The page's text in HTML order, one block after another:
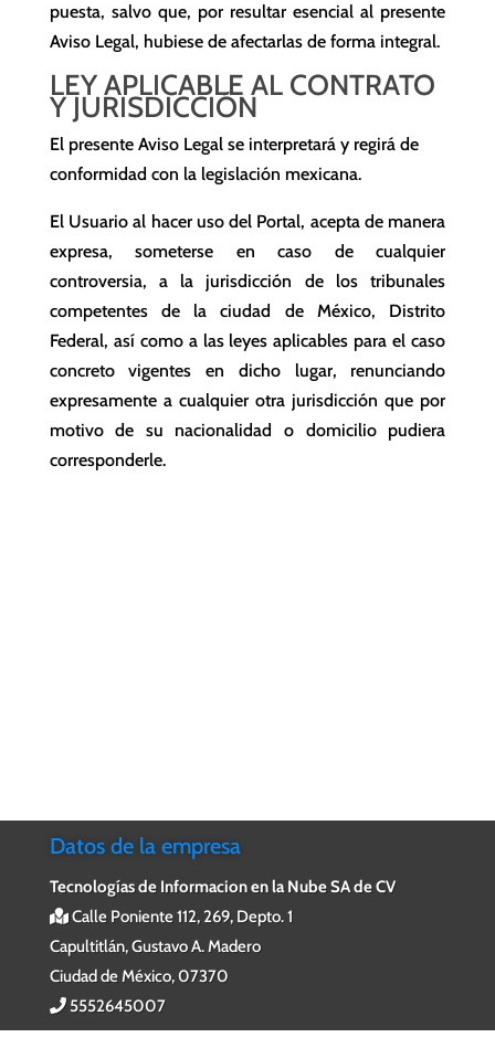
puesta, salvo que, por resultar esencial al presente
Aviso Legal, hubiese de afectarlas de forma integral.
LEY APLICABLE AL CONTRATO
Y JURISDICCIÓN
El presente Aviso Legal se interpretará y regirá de
conformidad con la legislación mexicana.
El Usuario al hacer uso del Portal, acepta de manera
expresa, someterse en caso de cualquier
controversia, a la jurisdicción de los tribunales
competentes de la ciudad de México, Distrito
Federal, así como a las leyes aplicables para el caso
concreto vigentes en dicho lugar, renunciando
expresamente a cualquier otra jurisdicción que por
motivo de su nacionalidad o domicilio pudiera
corresponderle.
Datos de la empresa
Tecnologías de Informacion en la Nube SA de CV
Calle Poniente 112, 269, Depto. 1
Capultitlán, Gustavo A. Madero
Ciudad de México, 07370
5552645007